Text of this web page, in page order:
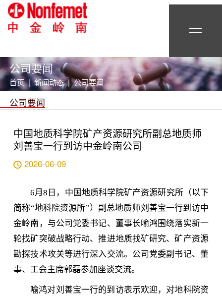
首页 | 新闻动态 | 公司要闻
公司要闻
公司要闻
中国地质科学院矿产资源研究所副总地质师
刘善宝一行到访中金岭南公司
2026-06-09
6月8日，中国地质科学院矿产资源研究所（以下
简称“地科院资源所”）副总地质师刘善宝一行到访中
金岭南，与公司党委书记、董事长喻鸿围绕落实新一
轮找矿突破战略行动、推进地质找矿研究、矿产资源
勘探技术攻关等进行深入交流。公司党委副书记、董
事、工会主席郭磊参加座谈交流。
喻鸿对刘善宝一行的到访表示欢迎，对地科院资